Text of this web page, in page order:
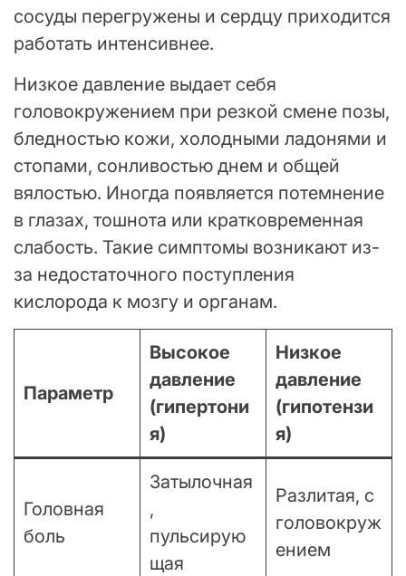
сосуды перегружены и сердцу приходится
работать интенсивнее.
Низкое давление выдает себя
головокружением при резкой смене позы,
бледностью кожи, холодными ладонями и
стопами, сонливостью днем и общей
вялостью. Иногда появляется потемнение
в глазах, тошнота или кратковременная
слабость. Такие симптомы возникают из-
за недостаточного поступления
кислорода к мозгу и органам.
Параметр
Высокое
давление
(гипертони
я)
Низкое
давление
(гипотензи
я)
Головная
боль
Затылочная
,
пульсирую
щая
Разлитая, с
головокруж
ением